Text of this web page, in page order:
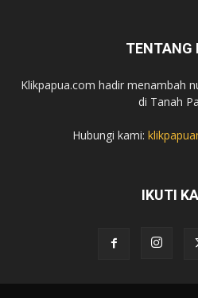
TENTANG
Klikpapua.com hadir menambah
di Tanah
Hubungi kami:
IKUTI